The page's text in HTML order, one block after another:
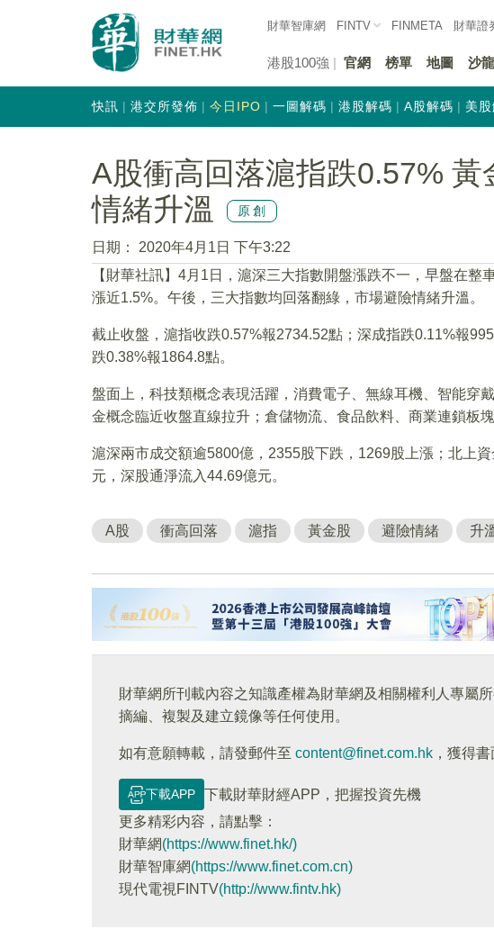
財華智庫網 FINTV FINMETA 財華證
港股100強 官網 榜單 地圖 沙龍
快訊 港交所發佈 今日IPO 一圖解碼 港股解碼 A股解碼 美
A股衝高回落滬指跌0.57% 黃
情緒升溫
原創
日期：
2020年4月1日 下午3:22
【財華社訊】4月1日，滬深三大指數開盤漲跌不一，早盤在
漲近1.5%。午後，三大指數均回落翻綠，市場避險情緒升溫。
截止收盤，滬指收跌0.57%報2734.52點；深成指跌0.11%報
跌0.38%報1864.8點。
盤面上，科技類概念表現活躍，消費電子、無線耳機、智能穿
金概念臨近收盤直線拉升；倉儲物流、食品飲料、商業連鎖板塊
滬深兩市成交額逾5800億，2355股下跌，1269股上漲；北上
元，深股通淨流入44.69億元。
A股 衝高回落 滬指 黃金股 避險情緒 升
財華網所刊載內容之知識產權為財華網及相關權利人專屬
摘編、複製及建立鏡像等任何使用。
如有意願轉載，請發郵件至 content@finet.com.hk ，獲得
下載APP
下載財華財經APP，把握投資先機
更多精彩内容，請點擊：
財華網(https://www.finet.hk/)
財華智庫網(https://www.finet.com.cn)
現代電視FINTV(http://www.fintv.hk)